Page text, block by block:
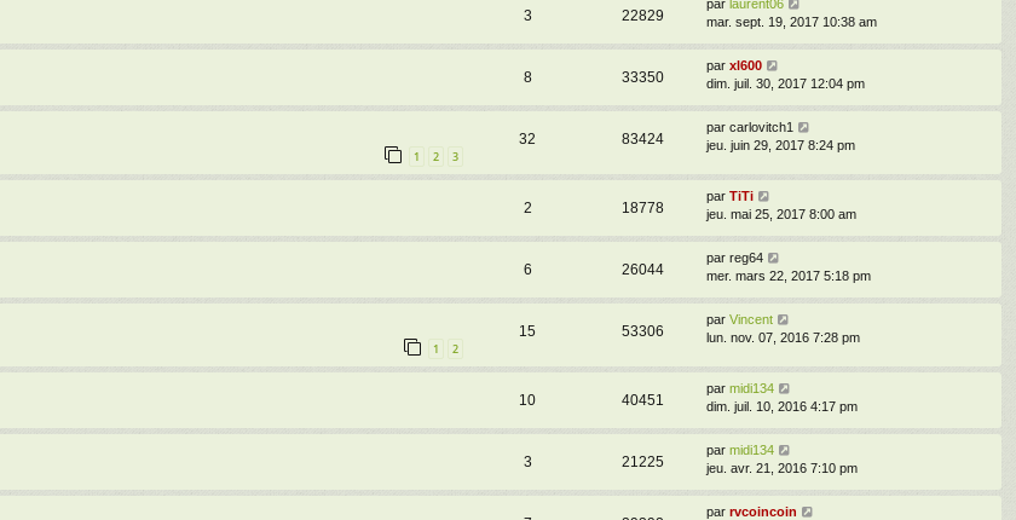
3 22829
par laurent06
mar. sept. 19, 2017 10:38 am
8 33350
par xl600
dim. juil. 30, 2017 12:04 pm
1 2 3
32 83424
par carlovitch1
jeu. juin 29, 2017 8:24 pm
2 18778
par TiTi
jeu. mai 25, 2017 8:00 am
6 26044
par reg64
mer. mars 22, 2017 5:18 pm
1 2
15 53306
par Vincent
lun. nov. 07, 2016 7:28 pm
10 40451
par midi134
dim. juil. 10, 2016 4:17 pm
3 21225
par midi134
jeu. avr. 21, 2016 7:10 pm
par rvcoincoin